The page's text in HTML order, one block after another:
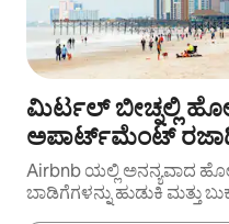
ಮಿರ್ಟಲ್ ಬೀಚ್ನಲ್ಲಿ
ಅಪಾರ್ಟ್‌‌ಮೆಂಟ್
Airbnb ಯಲ್ಲಿ ಅನನ್ಯವಾದ
ಬಾಡಿಗೆಗಳನ್ನು ಹುಡುಕಿ ಮತ್ತು